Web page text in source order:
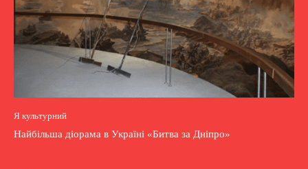
Я культурний
Найбільша діорама в Україні «Битва за Дніпро»